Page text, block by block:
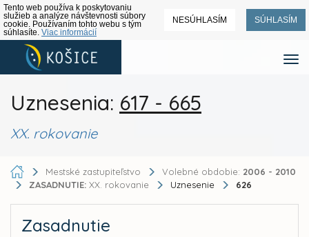
Tento web používa k poskytovaniu
služieb a analýze návštevnosti súbory
cookie. Používaním tohto webu s tým
súhlasíte. Viac informácií
NESÚHLASÍM SÚHLASÍM
Uznesenia: 617 - 665
XX. rokovanie
Mestské zastupiteľstvo Volebné obdobie: 2006 - 2010
ZASADNUTIE: XX. rokovanie Uznesenie 626
Zasadnutie